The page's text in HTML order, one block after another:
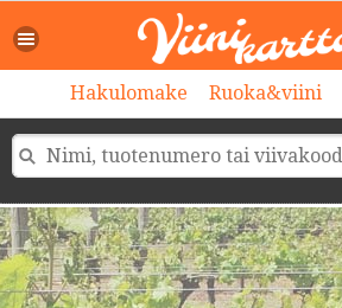
Hakulomake Ruoka&viini